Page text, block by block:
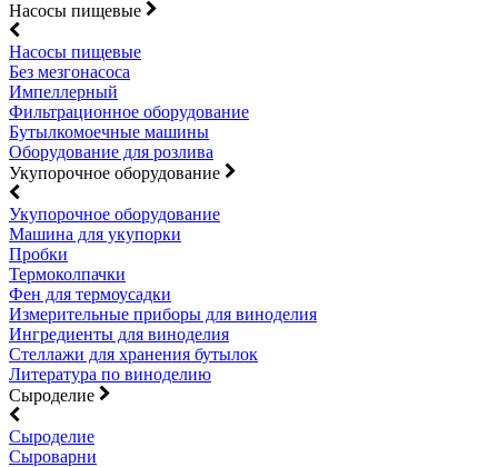
Насосы пищевые
Насосы пищевые
Без мезгонасоса
Импеллерный
Фильтрационное оборудование
Бутылкомоечные машины
Оборудование для розлива
Укупорочное оборудование
Укупорочное оборудование
Машина для укупорки
Пробки
Термоколпачки
Фен для термоусадки
Измерительные приборы для виноделия
Ингредиенты для виноделия
Стеллажи для хранения бутылок
Литература по виноделию
Сыроделие
Сыроделие
Сыроварни